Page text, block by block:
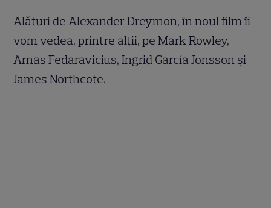
Alături de Alexander Dreymon, în noul film îi
vom vedea, printre alții, pe Mark Rowley,
Arnas Fedaravicius, Ingrid García Jonsson și
James Northcote.